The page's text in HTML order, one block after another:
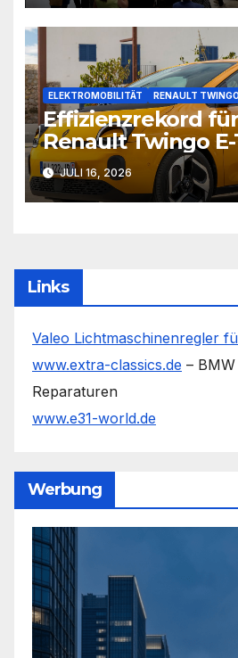
ELEKTROMOBILITÄT RENAULT TWINGO
Effizienzrekord
Renault Twingo
JULI 16, 2026
Links
Valeo Lichtmaschinenregler
www.extra-classics.de –
Reparaturen
www.e31-world.de
Werbung